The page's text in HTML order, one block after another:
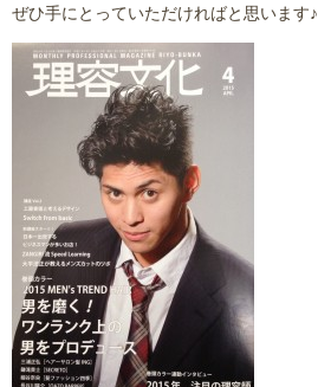
ぜひ手にとっていただければと思います♪